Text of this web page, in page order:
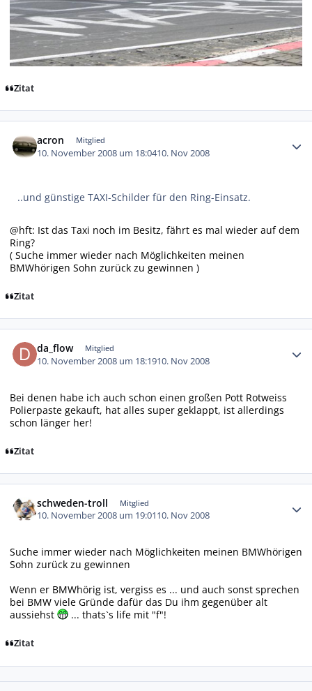
Zitat
acron Mitglied
10. November 2008 um 18:0410. Nov 2008
..und günstige TAXI-Schilder für den Ring-Einsatz.
@hft: Ist das Taxi noch im Besitz, fährt es mal wieder auf dem
Ring?
( Suche immer wieder nach Möglichkeiten meinen
BMWhörigen Sohn zurück zu gewinnen )
Zitat
da_flow Mitglied
10. November 2008 um 18:1910. Nov 2008
Bei denen habe ich auch schon einen großen Pott Rotweiss
Polierpaste gekauft, hat alles super geklappt, ist allerdings
schon länger her!
Zitat
schweden-troll Mitglied
10. November 2008 um 19:0110. Nov 2008
Suche immer wieder nach Möglichkeiten meinen BMWhörigen
Sohn zurück zu gewinnen
Wenn er BMWhörig ist, vergiss es ... und auch sonst sprechen
bei BMW viele Gründe dafür das Du ihm gegenüber alt
aussiehst
... thats`s life mit "f"!
Zitat